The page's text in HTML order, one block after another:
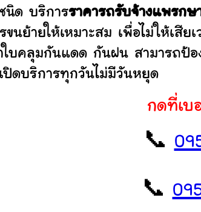
นิด บริการราคารถรับจ้างแพรกษ
ขนย้ายให้เหมาะสม เพื่อไม่ให้เ
ใบคลุมกันแดด กันฝน สามารถป้
ปิดบริการทุกวันไม่มีวันหยุด
กดที่เบ
📞
📞